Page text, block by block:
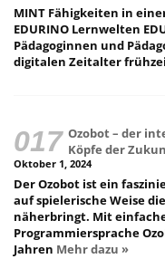
MINT Fähigkeiten in
EDURINO Lernwelten
Pädagoginnen und
digitalen Zeitalter
Ozobot – der
Köpfe der
Oktober 1, 2024
Der Ozobot ist ein
auf spielerische Weise
näherbringt. Mit
Programmiersprache
Jahren Mehr dazu »